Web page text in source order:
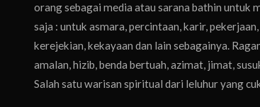
orang sebagai media atau sarana bathin untuk
saja : untuk asmara, percintaan, karir,
kerejekian, kekayaan dan lain sebagainya.
amalan, hizib, benda bertuah, azimat, jimat,
Salah satu warisan spiritual dari leluhur yang